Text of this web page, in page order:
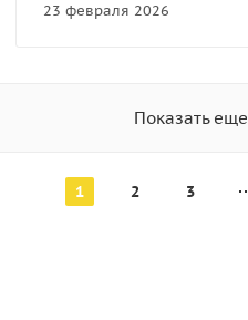
23 февраля 2026
Показать еще
1 2 3